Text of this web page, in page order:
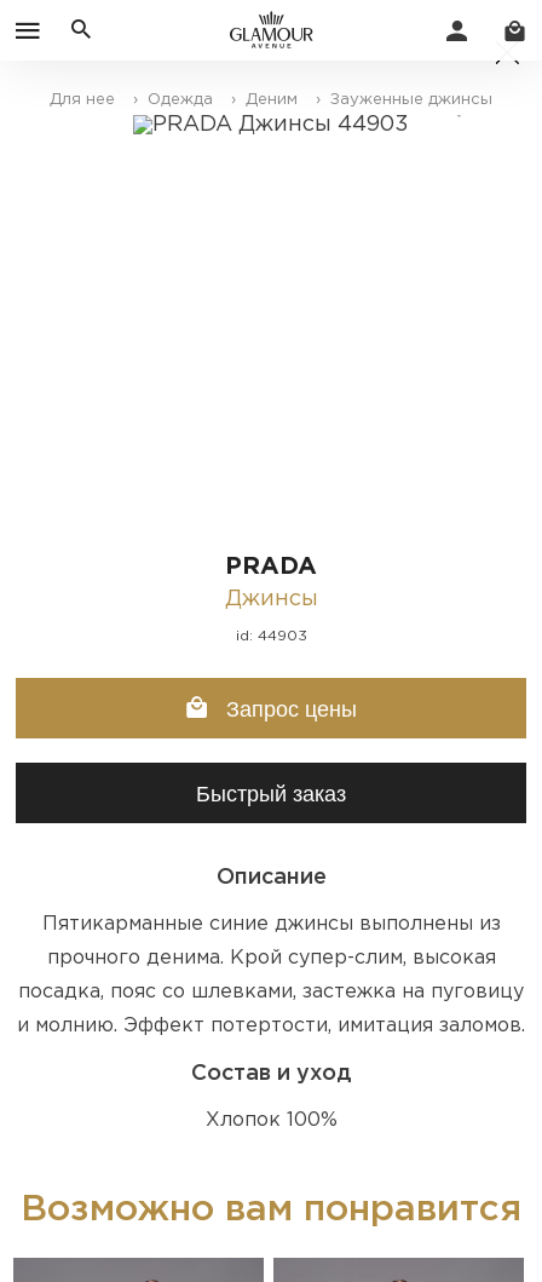
Для нее › Одежда › Деним › Зауженные джинсы
PRADA
Джинсы
id: 44903
Запрос цены
Быстрый заказ
Описание
Пятикарманные синие джинсы выполнены из
прочного денима. Крой супер-слим, высокая
посадка, пояс со шлевками, застежка на пуговицу
и молнию. Эффект потертости, имитация заломов.
Состав и уход
Хлопок 100%
Возможно вам понравится